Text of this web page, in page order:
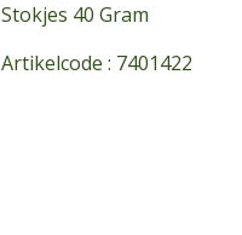
Stokjes 40 Gram
Artikelcode : 7401422